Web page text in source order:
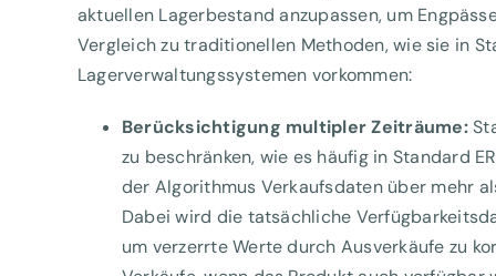
aktuellen Lagerbestand anzupassen, um
Vergleich zu traditionellen Methoden, wie sie in
Lagerverwaltungssystemen vorkommen:
Berücksichtigung multipler Zeiträume:
zu beschränken, wie es häufig in Standard
der Algorithmus Verkaufsdaten über mehr
Dabei wird die tatsächliche
um verzerrte Werte durch Ausverkäufe zu